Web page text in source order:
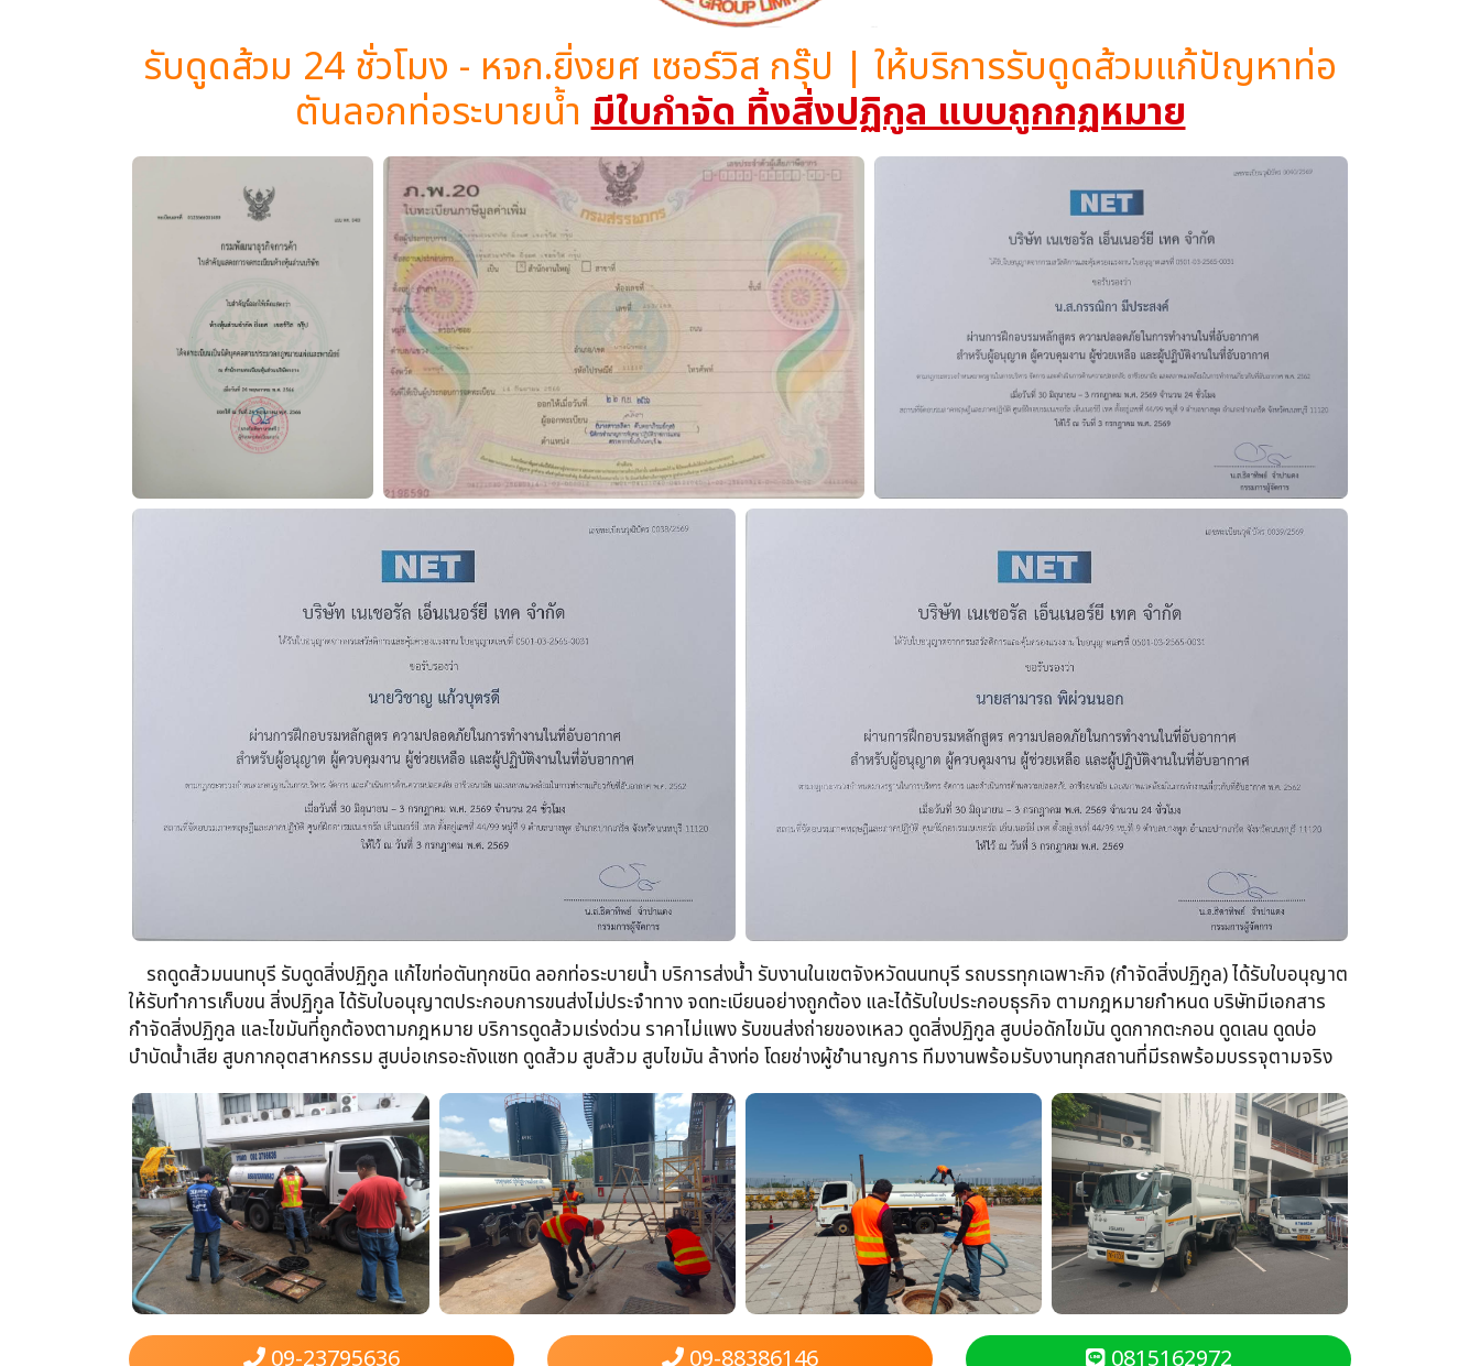
รับดูดส้วม 24 ชั่วโมง - หจก.ยิ่งยศ เซอร์วิส กรุ๊ป | ให้บริการรับดูดส้วมแก้ปัญหาท่อ
ตันลอกท่อระบายน้ำมีใบกำจัด ทิ้งสิ่งปฏิกูล แบบถูกกฏหมาย
รถดูดส้วม​นนทบุรี รับดูดสิ่งปฏิกูล​ แก้ไขท่อตันทุกชนิด​ ลอกท่อระบายน้ำ​ บริการส่งน้ำ รับงานในเขตจังหวัดนนทบุรี รถบรรทุกเฉพาะกิจ​ (กำจัดสิ่งปฏิกูล)​ ได้รับใบอนุญาต
ให้รับทำการเก็บขน​ สิ่งปฏิกูล ได้รับใบอนุญาตประกอบการขนส่งไม่ประจำทาง จดทะเบียนอย่างถูกต้อง​ และได้รับใบประกอบธุรกิจ​ ตามกฎหมายกำหนด บริษัทมีเอกสาร
กำจัดสิ่งปฏิกูล​ และไขมันที่ถูกต้องตามกฎหมาย บริการดูดส้วมเร่งด่วน​ ราคาไม่แพง รับขนส่งถ่ายของเหลว​ ดูดสิ่งปฏิกูล​ สูบบ่อดักไขมัน​ ดูดกากตะกอน​ ดูดเลน​ ดูดบ่อ
บำบัดน้ำเสีย​ สูบกากอุตสาหกรรม​ สูบบ่อเกรอะถังแซท​ ดูดส้วม​ สูบส้วม​ สูบไขมัน​ ล้างท่อ​ โดยช่างผู้ชำนาญการ​ ทีมงานพร้อม​รับงานทุกสถานที่​มีรถพร้อมบรรจุ​ตามจริง
09-23795636 09-88386146 0815162972